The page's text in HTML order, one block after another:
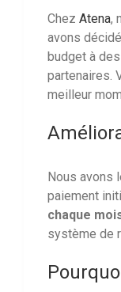
Chez Atena,
avons
budget à
partenaires.
meilleur
Nous avons
paiement
chaque
système de